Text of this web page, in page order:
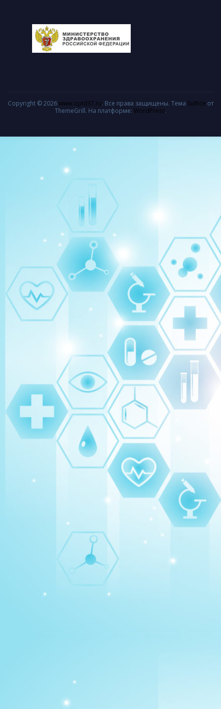
Copyright © 2026www.optd37.ru. Все права защищены. Тема Suffice от
ThemeGrill. На платформе: WordPress.